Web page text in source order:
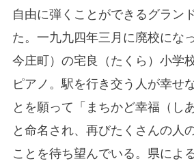
自由に弾くことができるグラン
た。一九九四年三月に廃校にな
今庄町）の宅良（たくら）小学
ピアノ。駅を行き交う人が幸せ
とを願って「まちかど幸福（し
と命名され、再びたくさんの人
ことを待ち望んでいる。県によ